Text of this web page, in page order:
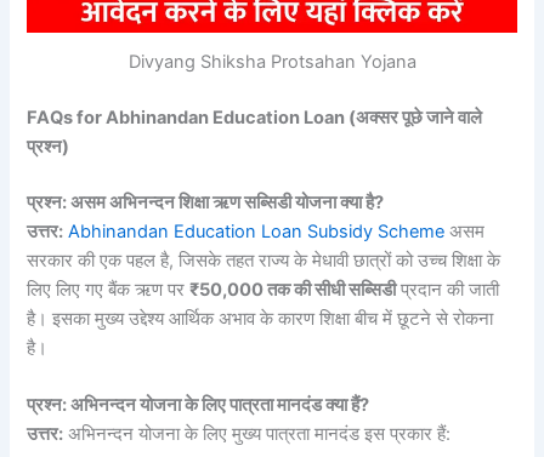
Divyang Shiksha Protsahan Yojana
FAQs for Abhinandan Education Loan (अक्सर पूछे जाने वाले
प्रश्न)
प्रश्न: असम अभिनन्दन शिक्षा ऋण सब्सिडी योजना क्या है?
उत्तर: Abhinandan Education Loan Subsidy Scheme असम
सरकार की एक पहल है, जिसके तहत राज्य के मेधावी छात्रों को उच्च शिक्षा के
लिए लिए गए बैंक ऋण पर₹50,000 तक की सीधी सब्सिडीप्रदान की जाती
है। इसका मुख्य उद्देश्य आर्थिक अभाव के कारण शिक्षा बीच में छूटने से रोकना
है।
प्रश्न: अभिनन्दन योजना के लिए पात्रता मानदंड क्या हैं?
उत्तर: अभिनन्दन योजना के लिए मुख्य पात्रता मानदंड इस प्रकार हैं: